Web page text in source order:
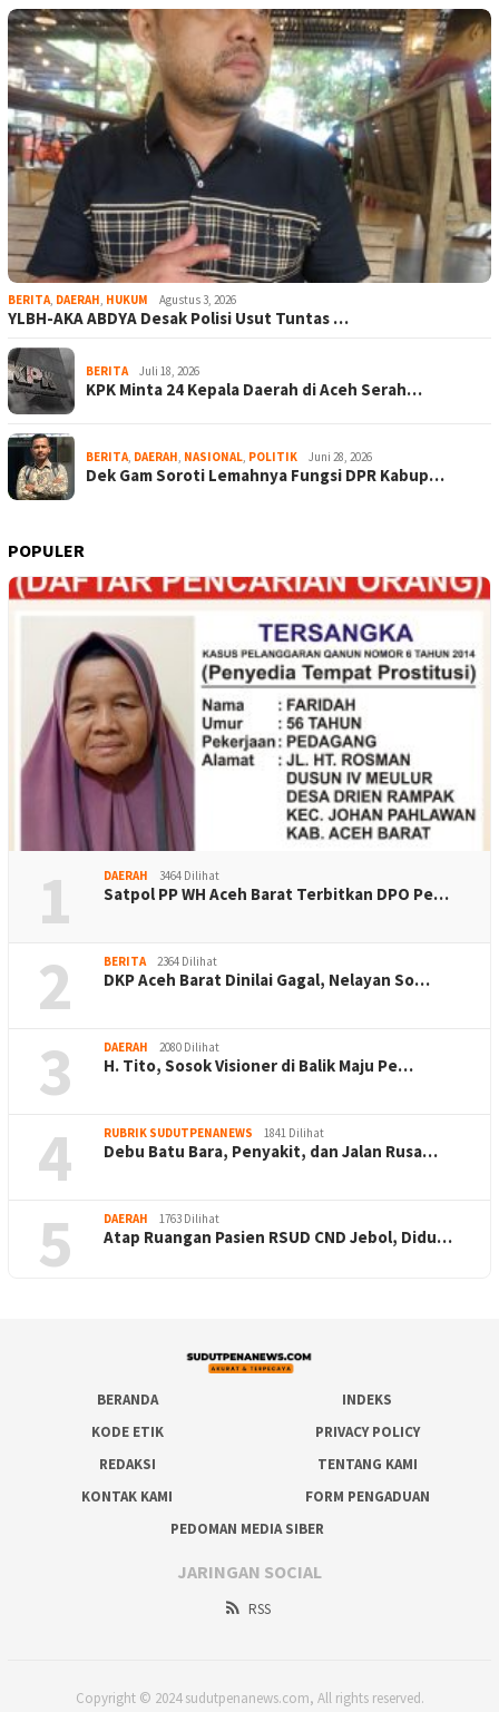
BERITA, DAERAH, HUKUM Agustus 3, 2026
YLBH-AKA ABDYA Desak Polisi Usut Tuntas …
BERITA Juli 18, 2026
KPK Minta 24 Kepala Daerah di Aceh Serah…
BERITA, DAERAH, NASIONAL, POLITIK Juni 28, 2026
Dek Gam Soroti Lemahnya Fungsi DPR Kabup…
POPULER
1 DAERAH 3464 Dilihat
Satpol PP WH Aceh Barat Terbitkan DPO Pe…
2 BERITA 2364 Dilihat
DKP Aceh Barat Dinilai Gagal, Nelayan So…
3 DAERAH 2080 Dilihat
H. Tito, Sosok Visioner di Balik Maju Pe…
4 RUBRIK SUDUTPENANEWS 1841 Dilihat
Debu Batu Bara, Penyakit, dan Jalan Rusa…
5 DAERAH 1763 Dilihat
Atap Ruangan Pasien RSUD CND Jebol, Didu…
BERANDA
INDEKS
KODE ETIK
PRIVACY POLICY
REDAKSI
TENTANG KAMI
KONTAK KAMI
FORM PENGADUAN
PEDOMAN MEDIA SIBER
JARINGAN SOCIAL
RSS
Copyright © 2024 sudutpenanews.com, All rights reserved.